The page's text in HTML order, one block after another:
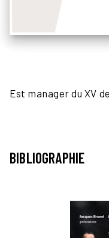
Est manager du XV
BIBLIOGRAPHIE